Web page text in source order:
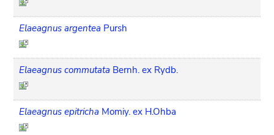
Elaeagnus argentea Pursh
Elaeagnus commutata Bernh. ex Rydb.
Elaeagnus epitricha Momiy. ex H.Ohba